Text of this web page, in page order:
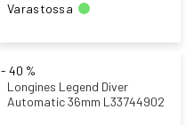
Varastossa
- 40 %
Longines Legend Diver
Automatic 36mm L33744902